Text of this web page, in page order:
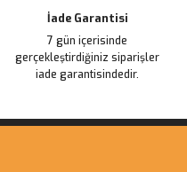
İade Garantisi
7 gün içerisinde
gerçekleştirdiğiniz siparişler
iade garantisindedir.